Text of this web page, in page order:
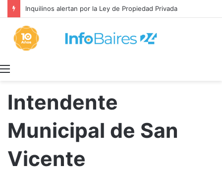
Inquilinos alertan por la Ley de Propiedad Privada
Intendente
Municipal de San
Vicente